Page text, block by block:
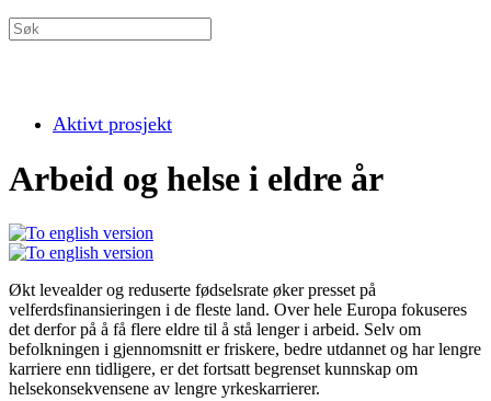
Aktivt prosjekt
Arbeid og helse i eldre år
Økt levealder og reduserte fødselsrate øker presset på
velferdsfinansieringen i de fleste land. Over hele Europa fokuseres
det derfor på å få flere eldre til å stå lenger i arbeid. Selv om
befolkningen i gjennomsnitt er friskere, bedre utdannet og har lengre
karriere enn tidligere, er det fortsatt begrenset kunnskap om
helsekonsekvensene av lengre yrkeskarrierer.